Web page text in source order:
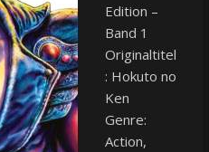
Edition –
Band 1
Originaltitel
: Hokuto no
Ken
Genre:
Action,